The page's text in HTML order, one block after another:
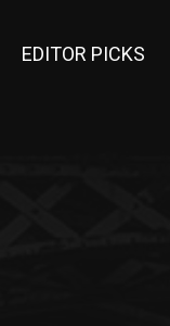
EDITOR PICKS